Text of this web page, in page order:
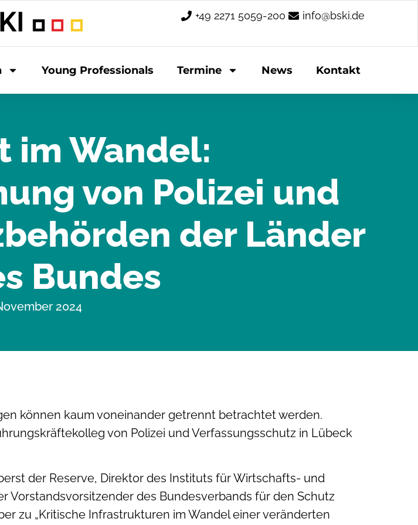
+49 2271 5059-200 info@bski.de
Young Professionals Termine News Kontakt
im Wandel:
von Polizei und
der Länder
Bundes
2024
können kaum voneinander getrennt betrachtet werden.
von Polizei und Verfassungsschutz in Lübeck
der Reserve, Direktor des Instituts für Wirtschafts- und
Vorstandsvorsitzender des Bundesverbands für den Schutz
zu „Kritische Infrastrukturen im Wandel einer veränderten